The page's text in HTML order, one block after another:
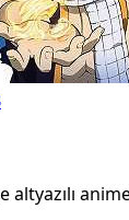
altyazılı